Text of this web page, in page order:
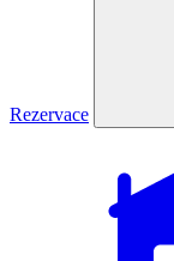
Rezervace